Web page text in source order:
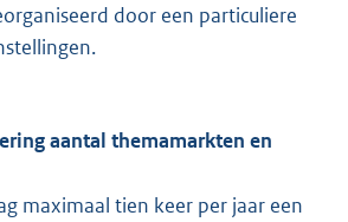
door een particuliere
aantal themamarkten en
maximaal tien keer per jaar een